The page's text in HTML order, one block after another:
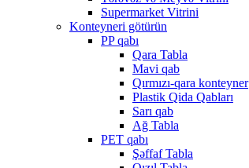
Supermarket Vitrini
Konteyneri götürün
PP qabı
Qara Tabla
Mavi qab
Qırmızı-qara konteyner
Plastik Qida Qabları
Sarı qab
Ağ Tabla
PET qabı
Şəffaf Tabla